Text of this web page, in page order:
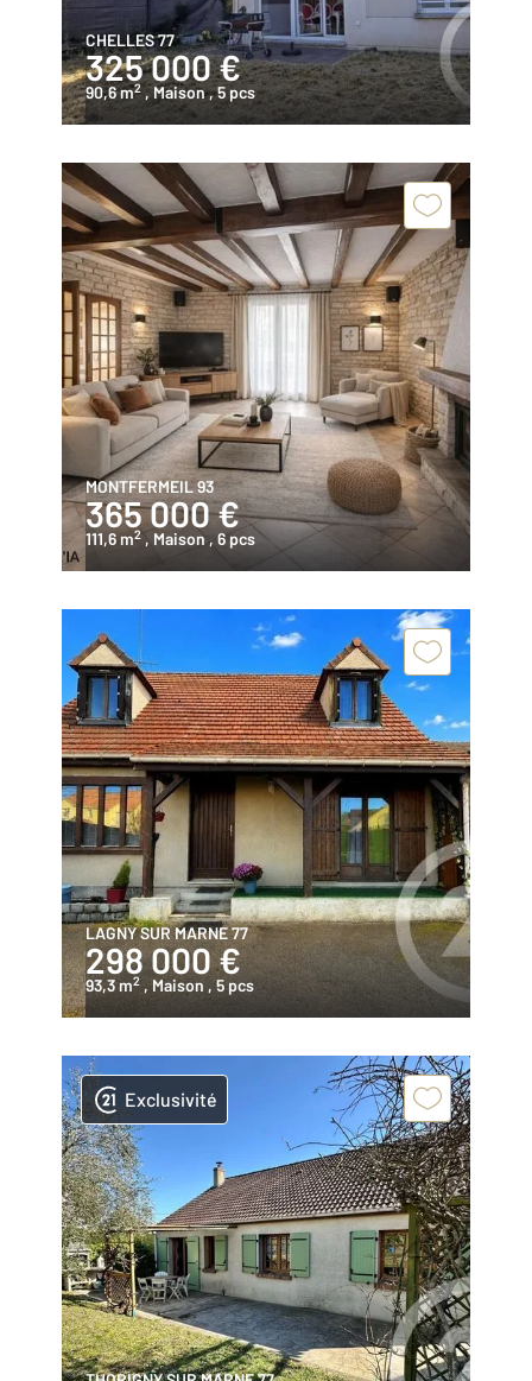
CHELLES 77
325 000 €
90,6 m2 , Maison, 5 pcs
MONTFERMEIL 93
365 000 €
111,6 m2 , Maison , 6 pcs
LAGNY SUR MARNE 77
298 000 €
93,3 m2 , Maison , 5 pcs
Exclusivité